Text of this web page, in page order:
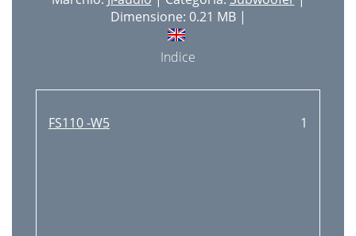
Dimensione: 0.21 MB |
Indice
FS110 -W5 1